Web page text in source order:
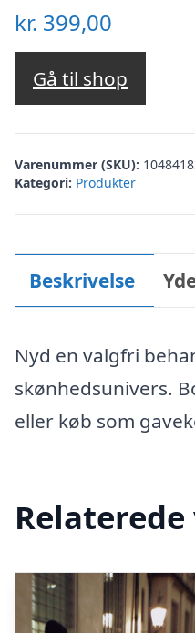
kr. 399,00
Gå til shop
Varenummer (SKU):
Kategori: Produkter
Beskrivelse
Nyd en valgfri
skønhedsunivers.
eller køb som